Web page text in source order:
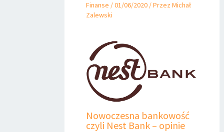
Finanse /01/06/2020 / PrzezMichał
Zalewski
Nowoczesna bankowość
czyli Nest Bank – opinie